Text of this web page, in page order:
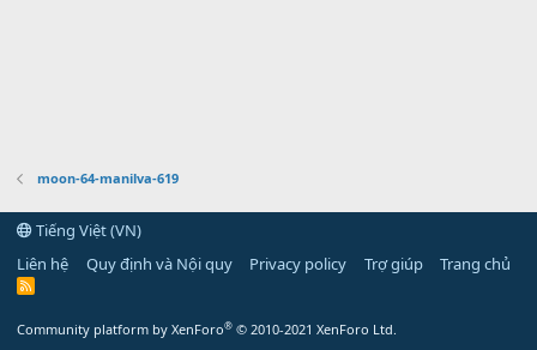
moon-64-manilva-619
Tiếng Việt (VN)
Liên hệ
Quy định và Nội quy Privacy policy Trợ giúp Trang chủ
R
Community platform by XenForo® © 2010-2021 XenForo Ltd.